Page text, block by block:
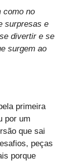
como no
surpresas e
divertir e se
surgem ao
primeira
por um
que sai
peças
porque